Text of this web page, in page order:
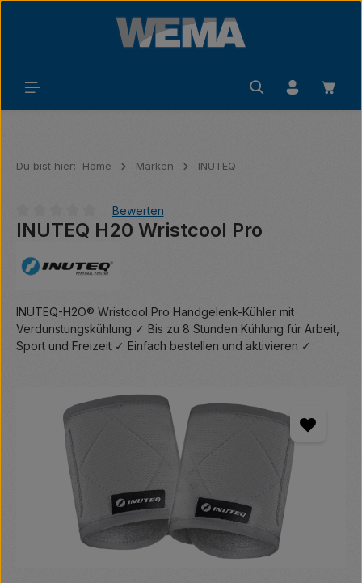
Zum Hauptinhalt springen
Du bist hier: Home Marken INUTEQ
Durchschnittliche Bewertung von 0 von 5 Sternen
Bewerten
INUTEQ H20 Wristcool Pro
INUTEQ-H2O® Wristcool Pro Handgelenk-Kühler mit
Verdunstungskühlung ✓ Bis zu 8 Stunden Kühlung für Arbeit,
Sport und Freizeit ✓ Einfach bestellen und aktivieren ✓
Bildergalerie überspringen